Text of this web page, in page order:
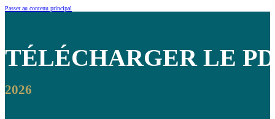
Passer au contenu principal
TÉLÉCHARGERLE
2026